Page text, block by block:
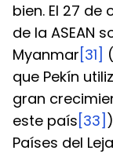
bien. El 27 de
de la ASEAN
Myanmar [31]
que Pekín
gran
este país [33]
Países del